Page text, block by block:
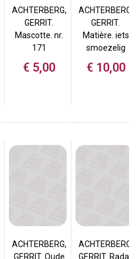
ACHTERBERG,
GERRIT.
Mascotte. nr.
171
€ 5,00
ACHTERBERG,
GERRIT.
Matière. iets
smoezelig
€ 10,00
ACHTERBERG,
GERRIT. Oude
ACHTERBERG,
GERRIT. Radar.